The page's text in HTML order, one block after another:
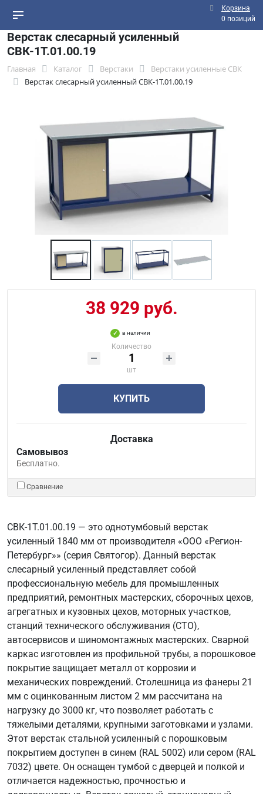
Корзина
0 позиций
Верстак слесарный усиленный
СВК-1Т.01.00.19
Главная Каталог Верстаки
Верстаки усиленные СВК
Верстак слесарный усиленный СВК-1Т.01.00.19
38 929 руб.
в наличии
Количество
шт
КУПИТЬ
Доставка
Самовывоз
Бесплатно.
Сравнение
СВК-1Т.01.00.19 — это однотумбовый верстак
усиленный 1840 мм от производителя «ООО «Регион-
Петербург»» (серия Святогор). Данный верстак
слесарный усиленный представляет собой
профессиональную мебель для промышленных
предприятий, ремонтных мастерских, сборочных цехов,
агрегатных и кузовных цехов, моторных участков,
станций технического обслуживания (СТО),
автосервисов и шиномонтажных мастерских. Сварной
каркас изготовлен из профильной трубы, а порошковое
покрытие защищает металл от коррозии и
механических повреждений. Столешница из фанеры 21
мм с оцинкованным листом 2 мм рассчитана на
нагрузку до 3000 кг, что позволяет работать с
тяжелыми деталями, крупными заготовками и узлами.
Этот верстак стальной усиленный с порошковым
покрытием доступен в синем (RAL 5002) или сером (RAL
7032) цвете. Он оснащен тумбой с дверцей и полкой и
отличается надежностью, прочностью и